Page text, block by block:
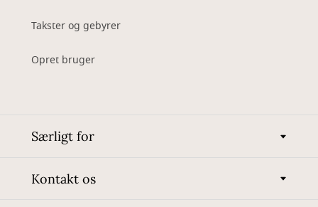
Takster og gebyrer
Opret bruger
Særligt for
Kontakt os